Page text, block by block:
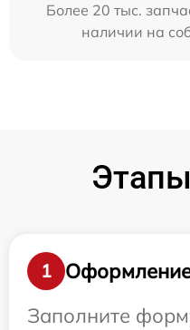
Более 20 тыс.
наличии на
1
Заполните